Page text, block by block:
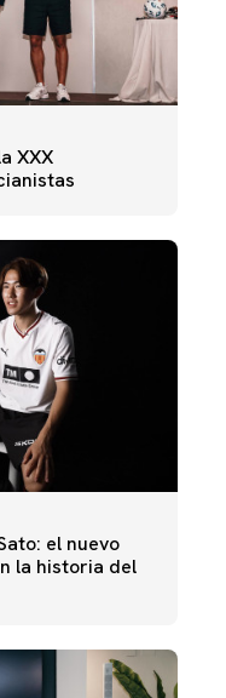
XXX
el nuevo
la historia del